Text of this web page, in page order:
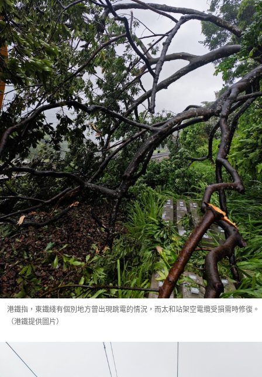
港鐵指，東鐵綫有個別地方曾出現跳電的情況，而太和站架空電纜受損需時修復。
（港鐵提供圖片）